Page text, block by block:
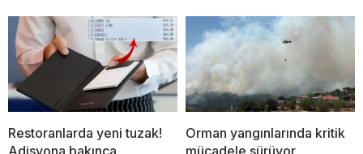
Restoranlarda yeni tuzak!
Adisyona bakınca
Orman yangınlarında kritik
mücadele sürüyor